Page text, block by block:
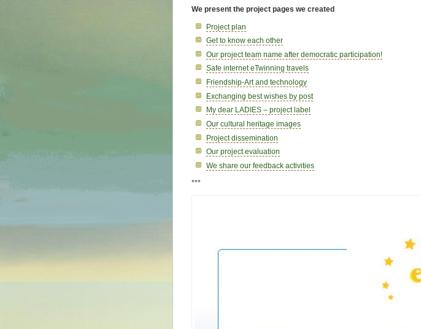
We present the project pages we created
Project plan
Get to know each other
Our project team name after democratic participation!
Safe internet eTwinning travels
Friendship-Art and technology
Exchanging best wishes by post
My dear LADIES – project label
Our cultural heritage images
Project dissemination
Our project evaluation
We share our feedback activities
***